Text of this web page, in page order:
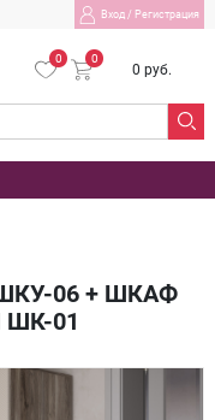
Вход/ Регистрация
0 0
0 руб.
06 + ШКАФ
01